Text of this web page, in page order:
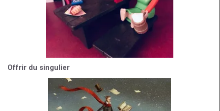
Offrir du singulier